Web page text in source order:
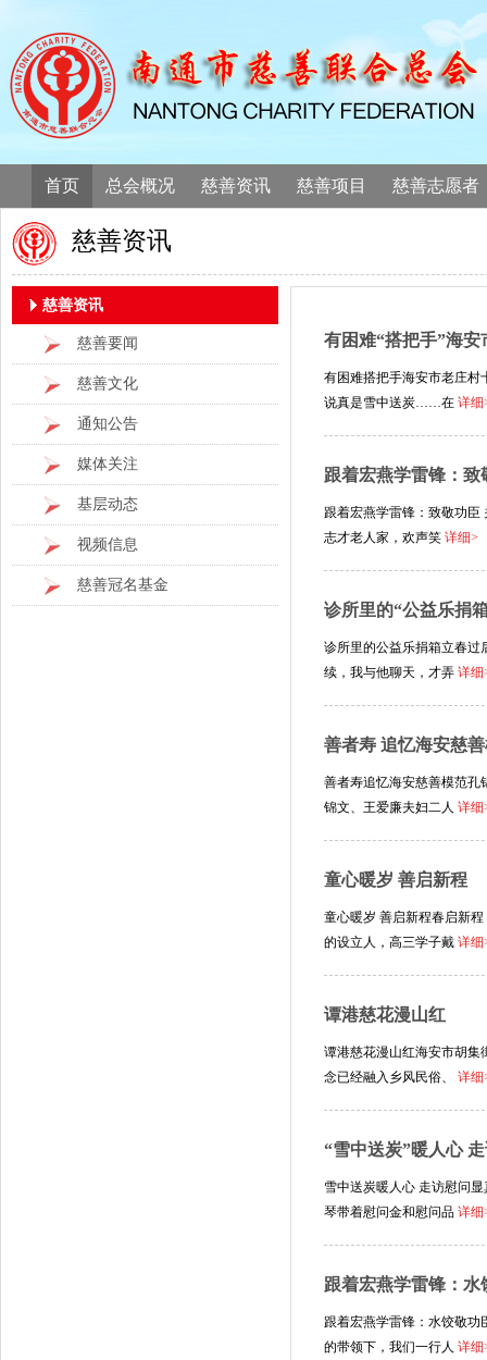
首页 总会概况 慈善资讯 慈善项目 慈善志愿者
慈善资讯
慈善资讯
慈善要闻
慈善文化
通知公告
媒体关注
基层动态
视频信息
慈善冠名基金
有困难“搭把手”海
有困难搭把手海安市老庄村
说真是雪中送炭……在 详细
跟着宏燕学雷锋：致
跟着宏燕学雷锋：致敬功
志才老人家，欢声笑 详细>
诊所里的“公益乐捐
诊所里的公益乐捐箱立春过
续，我与他聊天，才弄 详细
善者寿 追忆海安慈
善者寿追忆海安慈善模范孔
锦文、王爱廉夫妇二人 详细
童心暖岁 善启新程
童心暖岁 善启新程春启新
的设立人，高三学子戴 详细
谭港慈花漫山红
谭港慈花漫山红海安市胡集
念已经融入乡风民俗、 详细
“雪中送炭”暖人心
雪中送炭暖人心 走访慰问
琴带着慰问金和慰问品 详细
跟着宏燕学雷锋：
跟着宏燕学雷锋：水饺敬功
的带领下，我们一行人 详细